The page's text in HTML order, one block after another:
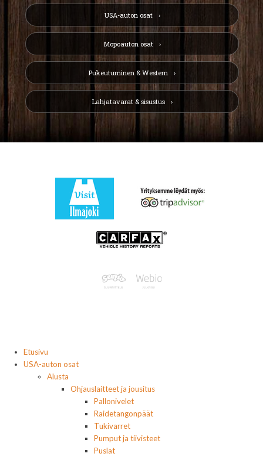
USA-auton osat
Mopoauton osat
Pukeutuminen & Western
Lahjatavarat & sisustus
Etusivu
USA-auton osat
Alusta
Ohjauslaitteet ja jousitus
Pallonivelet
Raidetangonpäät
Tukivarret
Pumput ja tiivisteet
Puslat